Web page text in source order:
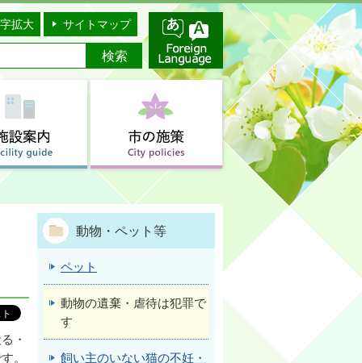
拡大 サイトマップ
・
。
動物・ペット等
ペット
動物の遺棄・虐待は犯罪で
す
飼い主のいない猫の不妊・